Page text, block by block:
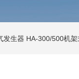
发生器 HA-300/500机